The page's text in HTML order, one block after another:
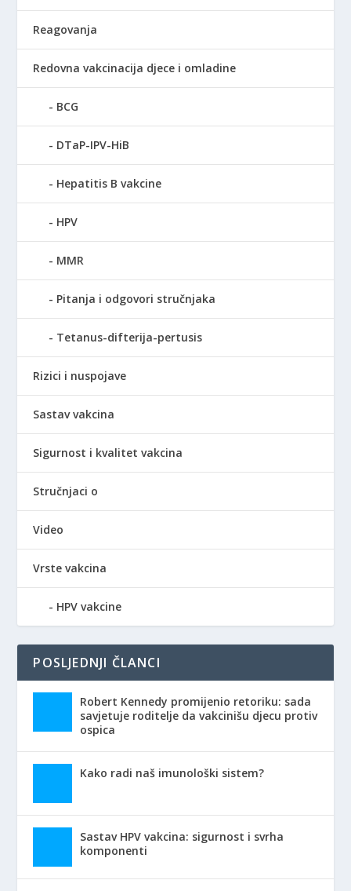
Reagovanja
Redovna vakcinacija djece i omladine
BCG
DTaP-IPV-HiB
Hepatitis B vakcine
HPV
MMR
Pitanja i odgovori stručnjaka
Tetanus-difterija-pertusis
Rizici i nuspojave
Sastav vakcina
Sigurnost i kvalitet vakcina
Stručnjaci o
Video
Vrste vakcina
HPV vakcine
POSLJEDNJI ČLANCI
Robert Kennedy promijenio retoriku: sada
savjetuje roditelje da vakcinišu djecu protiv
ospica
Kako radi naš imunološki sistem?
Sastav HPV vakcina: sigurnost i svrha
komponenti